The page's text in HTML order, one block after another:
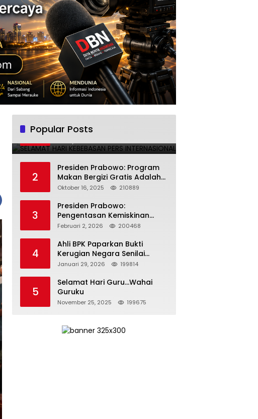
Popular Posts
1
INTERNASIONAL
Mei 3, 2025 224691
2
Presiden Prabowo: Program
Makan Bergizi Gratis Adalah
Investasi untuk Masa Depan
Oktober 16, 2025 210889
3
Presiden Prabowo:
Pengentasan Kemiskinan
Butuh Persatuan dan
Bertanggung Jawab
Februari 2, 2026 200468
4
Ahli BPK Paparkan Bukti
Kerugian Negara Senilai
Rp285 Triliun dalam
Pertamina
Januari 29, 2026 199814
5
Selamat Hari Guru…Wahai
Guruku
November 25, 2025 199675